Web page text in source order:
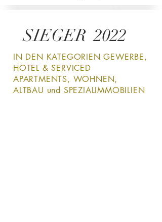
SIEGER 2022
IN DEN KATEGORIEN GEWERBE,
HOTEL & SERVICED
APARTMENTS, WOHNEN,
ALTBAU und SPEZIALIMMOBILIEN